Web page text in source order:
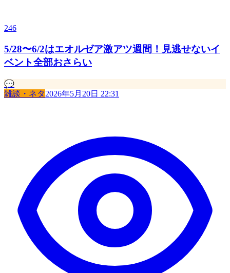
246
5/28〜6/2はエオルゼア激アツ週間！見逃せないイ
ベント全部おさらい
💬
雑談・ネタ2026年5月20日 22:31